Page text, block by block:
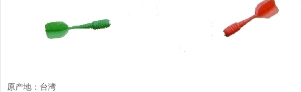
原产地：台湾